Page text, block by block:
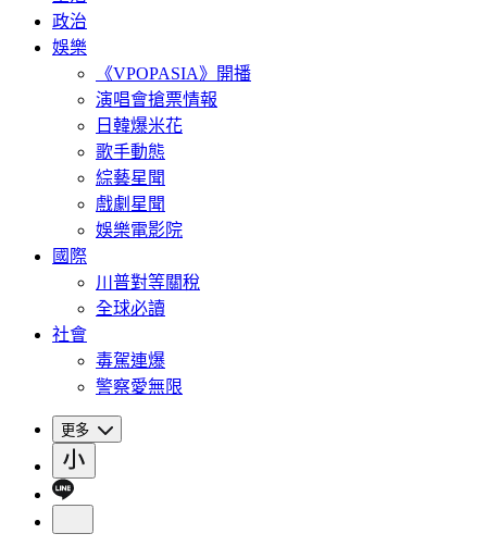
政治
娛樂
《VPOPASIA》開播
演唱會搶票情報
日韓爆米花
歌手動態
綜藝星聞
戲劇星聞
娛樂電影院
國際
川普對等關稅
全球必讀
社會
毒駕連爆
警察愛無限
更多